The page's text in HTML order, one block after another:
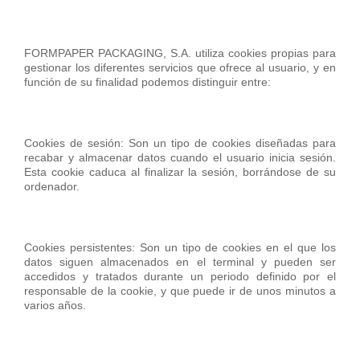
FORMPAPER PACKAGING, S.A. utiliza cookies propias para
gestionar los diferentes servicios que ofrece al usuario, y en
función de su finalidad podemos distinguir entre:
Cookies de sesión: Son un tipo de cookies diseñadas para
recabar y almacenar datos cuando el usuario inicia sesión.
Esta cookie caduca al finalizar la sesión, borrándose de su
ordenador.
Cookies persistentes: Son un tipo de cookies en el que los
datos siguen almacenados en el terminal y pueden ser
accedidos y tratados durante un periodo definido por el
responsable de la cookie, y que puede ir de unos minutos a
varios años.